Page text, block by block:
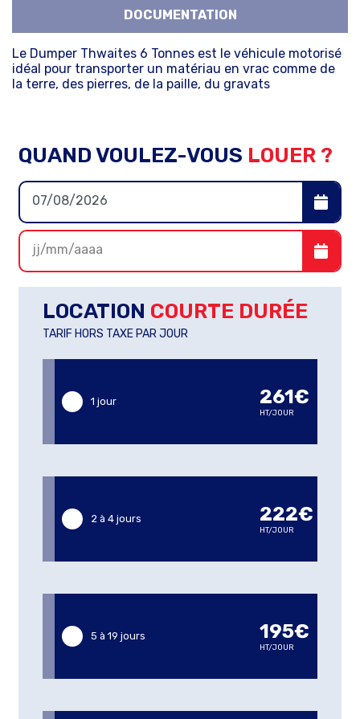
DOCUMENTATION
Le Dumper Thwaites 6 Tonnes est le véhicule motorisé
idéal pour transporter un matériau en vrac comme de
la terre, des pierres, de la paille, du gravats
QUAND VOULEZ-VOUS LOUER ?
LOCATION COURTE DURÉE
TARIF HORS TAXE PAR JOUR
1 jour 261€
HT/JOUR
2 à 4 jours 222€
HT/JOUR
5 à 19 jours 195€
HT/JOUR